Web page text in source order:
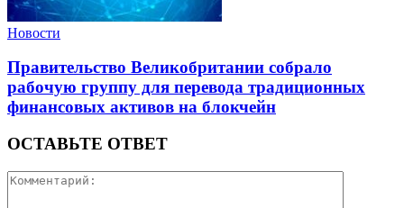
Новости
Правительство Великобритании собрало
рабочую группу для перевода традиционных
финансовых активов на блокчейн
ОСТАВЬТЕ ОТВЕТ